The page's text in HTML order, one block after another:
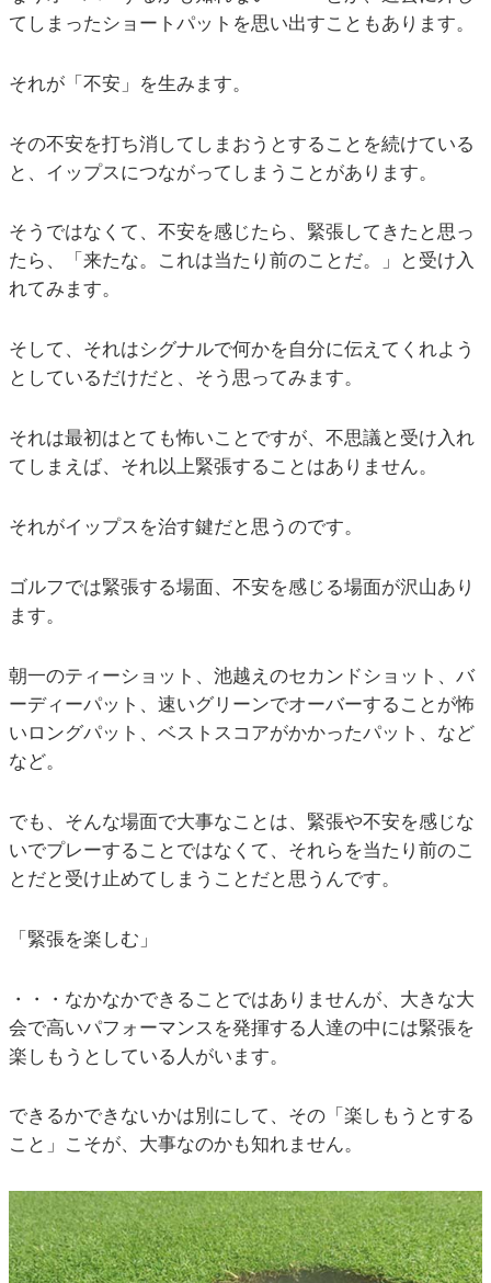
てしまったショートパットを思い出すこともあります。
それが「不安」を生みます。
その不安を打ち消してしまおうとすることを続けている
と、イップスにつながってしまうことがあります。
そうではなくて、不安を感じたら、緊張してきたと思っ
たら、「来たな。これは当たり前のことだ。」と受け入
れてみます。
そして、それはシグナルで何かを自分に伝えてくれよう
としているだけだと、そう思ってみます。
それは最初はとても怖いことですが、不思議と受け入れ
てしまえば、それ以上緊張することはありません。
それがイップスを治す鍵だと思うのです。
ゴルフでは緊張する場面、不安を感じる場面が沢山あり
ます。
朝一のティーショット、池越えのセカンドショット、バ
ーディーパット、速いグリーンでオーバーすることが怖
いロングパット、ベストスコアがかかったパット、など
など。
でも、そんな場面で大事なことは、緊張や不安を感じな
いでプレーすることではなくて、それらを当たり前のこ
とだと受け止めてしまうことだと思うんです。
「緊張を楽しむ」
・・・なかなかできることではありませんが、大きな大
会で高いパフォーマンスを発揮する人達の中には緊張を
楽しもうとしている人がいます。
できるかできないかは別にして、その「楽しもうとする
こと」こそが、大事なのかも知れません。